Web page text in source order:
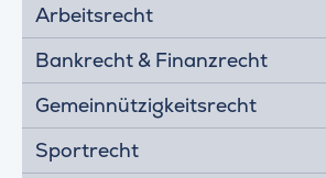
Arbeitsrecht
Bankrecht & Finanzrecht
Gemeinnützigkeitsrecht
Sportrecht